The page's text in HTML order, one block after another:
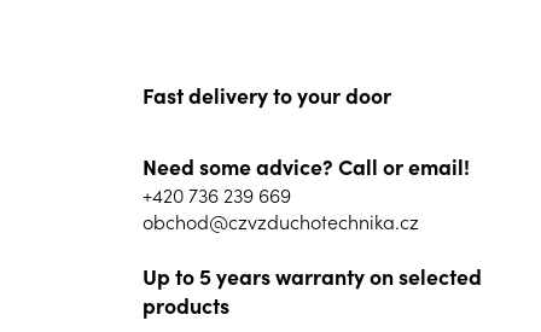
Fast delivery to your door
Need some advice? Call or email!
+420 736 239 669
obchod@czvzduchotechnika.cz
Up to 5 years warranty on selected
products